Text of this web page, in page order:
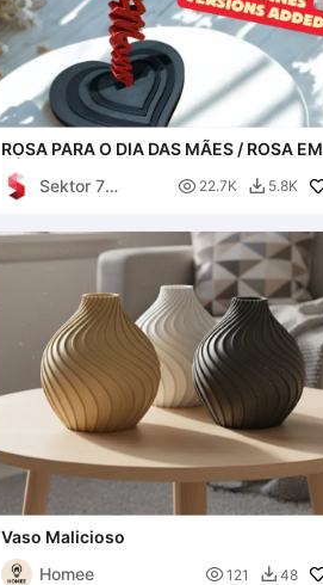
ROSA PARA O DIA DAS MÃES / ROSA EM
PÉ / PRESENTE
Sektor 7
 22.7K  5.8K
Vaso Malicioso
Homee
 121  48